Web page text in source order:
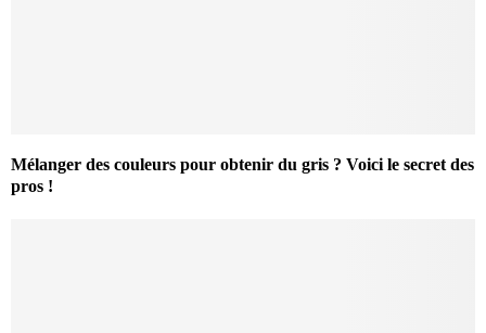
Mélanger des couleurs pour obtenir du gris ? Voici le secret des
pros !